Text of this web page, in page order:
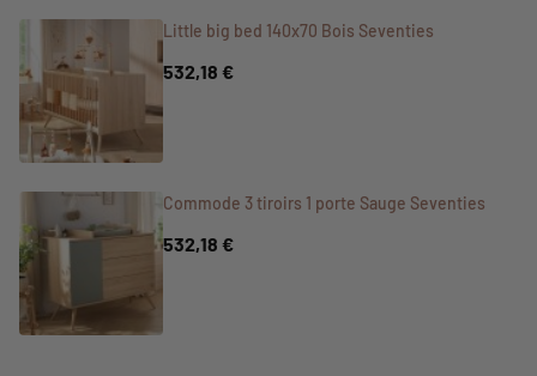
Little big bed 140x70 Bois Seventies
532,18 €
Commode 3 tiroirs 1 porte Sauge Seventies
532,18 €